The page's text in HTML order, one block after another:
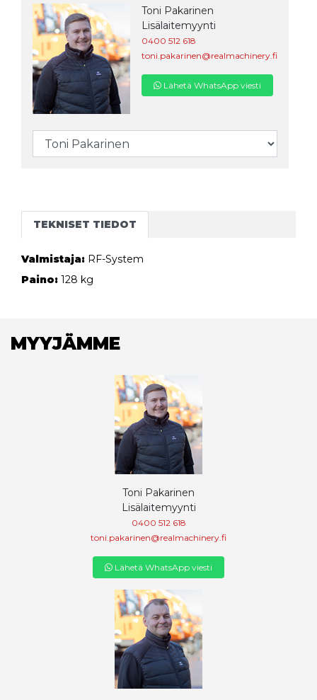
Toni Pakarinen
Lisälaitemyynti
0400 512 618
toni.pakarinen@realmachinery.fi
Lähetä WhatsApp viesti
TEKNISET TIEDOT
Valmistaja: RF-System
Paino: 128 kg
MYYJÄMME
Toni Pakarinen
Lisälaitemyynti
0400 512 618
toni.pakarinen@realmachinery.fi
Lähetä WhatsApp viesti